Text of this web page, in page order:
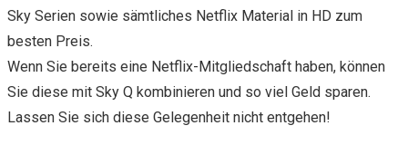
Sky Serien sowie sämtliches Netflix Material in HD zum
besten Preis.
Wenn Sie bereits eine Netflix-Mitgliedschaft haben, können
Sie diese mit Sky Q kombinieren und so viel Geld sparen.
Lassen Sie sich diese Gelegenheit nicht entgehen!